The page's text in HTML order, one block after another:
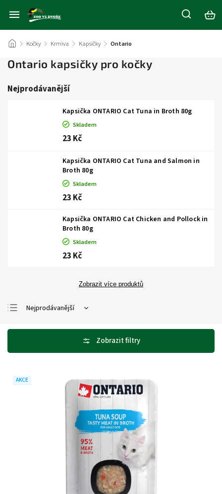
/ Kočky / Krmiva / Kapsičky / Ontario
Ontario kapsičky pro kočky
Nejprodávanější
Kapsička ONTARIO Cat Tuna in Broth 80g
Skladem
23 Kč
Kapsička ONTARIO Cat Tuna and Salmon in
Broth 80g
Skladem
23 Kč
Kapsička ONTARIO Cat Chicken and Pollock in
Broth 80g
Skladem
23 Kč
Zobrazit více produktů
Nejprodávanější
Abecedně
AKCE